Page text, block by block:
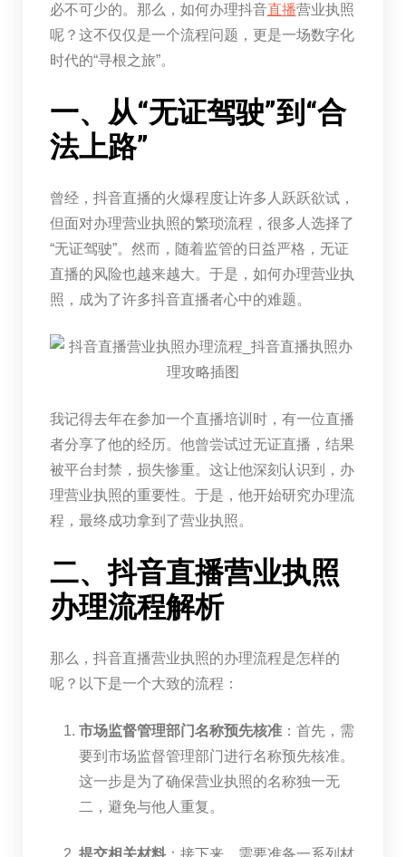
必不可少的。那么，如何办理抖音直播营业执照
呢？这不仅仅是一个流程问题，更是一场数字化
时代的“寻根之旅”。
一、从“无证驾驶”到“合
法上路”
曾经，抖音直播的火爆程度让许多人跃跃欲试，
但面对办理营业执照的繁琐流程，很多人选择了
“无证驾驶”。然而，随着监管的日益严格，无证
直播的风险也越来越大。于是，如何办理营业执
照，成为了许多抖音直播者心中的难题。
我记得去年在参加一个直播培训时，有一位直播
者分享了他的经历。他曾尝试过无证直播，结果
被平台封禁，损失惨重。这让他深刻认识到，办
理营业执照的重要性。于是，他开始研究办理流
程，最终成功拿到了营业执照。
二、抖音直播营业执照
办理流程解析
那么，抖音直播营业执照的办理流程是怎样的
呢？以下是一个大致的流程：
市场监督管理部门名称预先核准：首先，需
要到市场监督管理部门进行名称预先核准。
这一步是为了确保营业执照的名称独一无
二，避免与他人重复。
提交相关材料：接下来，需要准备一系列材